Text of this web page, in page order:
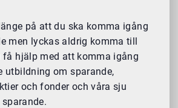
på att du ska komma igång
men lyckas aldrig komma till
få hjälp med att komma igång
utbildning om sparande,
och fonder och våra sju